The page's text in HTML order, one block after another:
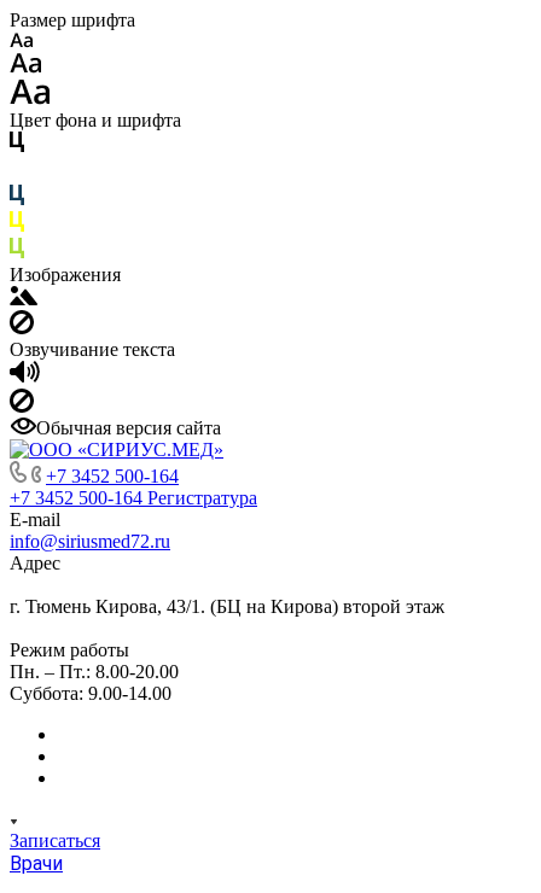
Размер шрифта
Цвет фона и шрифта
Изображения
Озвучивание текста
Обычная версия сайта
+7 3452 500-164
+7 3452 500-164 Регистратура
E-mail
info@siriusmed72.ru
Адрес
г. Тюмень Кирова, 43/1. (БЦ на Кирова) второй этаж
Режим работы
Пн. – Пт.: 8.00-20.00
Суббота: 9.00-14.00
Записаться
Врачи